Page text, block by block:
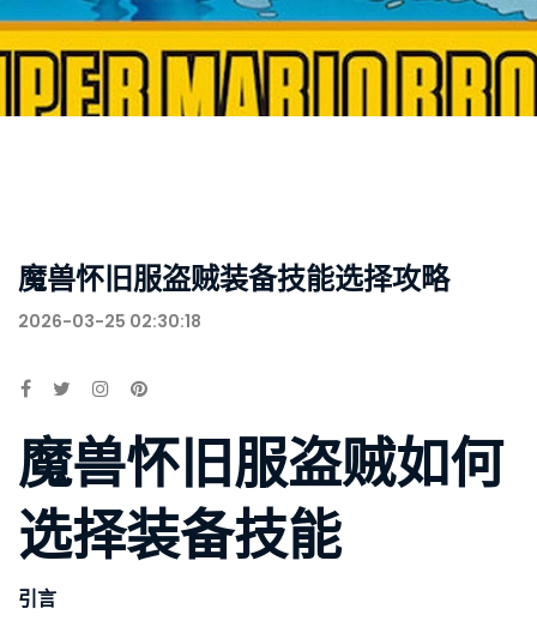
魔兽怀旧服盗贼装备技能选择攻略
2026-03-25 02:30:18
魔兽怀旧服盗贼如何
选择装备技能
引言